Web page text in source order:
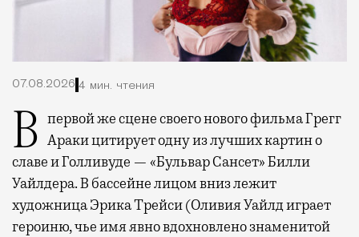
07.08.2026 4 мин. чтения
В первой же сцене своего нового фильма Грегг Араки цитирует одну из лучших картин о
славе и Голливуде — «Бульвар Сансет» Билли
Уайлдера. В бассейне лицом вниз лежит
художница Эрика Трейси (Оливия Уайлд играет
героиню, чье имя явно вдохновлено знаменитой